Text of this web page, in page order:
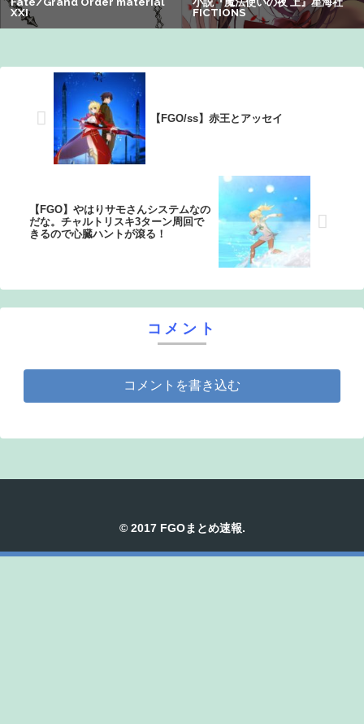
【画像】オタク「実際にプレイしたらわかるけどライザは
ｗ：26/08/06のニュース
【FGO/ss】赤王とアッセイ
【FGO】やはりサモさんシステムなの
だな。チャルトリスキ3ターン周回で
きるので心臓ハントが滾る！
コメント
コメントを書き込む
© 2017 FGOまとめ速報.